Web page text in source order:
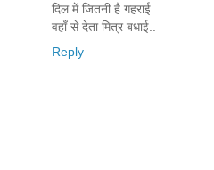
दिल में जितनी है गहराई
वहाँ से देता मित्र बधाई..
Reply